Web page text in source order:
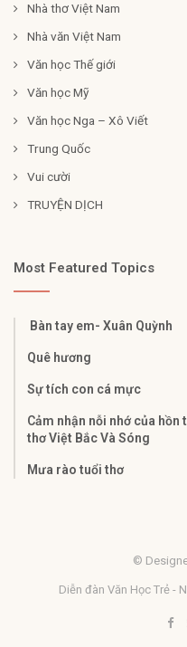
Nhà thơ Việt Nam
Nhà văn Việt Nam
Văn học Thế giới
Văn học Mỹ
Văn học Nga – Xô Viết
Trung Quốc
Vui cười
TRUYỆN DỊCH
Most Featured Topics
Bàn tay em- Xuân Quỳnh
Quê hương
Sự tích con cá mực
Cảm nhận nỗi nhớ của hồn
thơ Việt Bắc Và Sóng
Mưa rào tuổi thơ
©
Diễn đàn Văn Học Trẻ -